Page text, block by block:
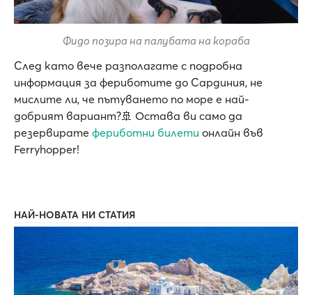
Фидо позира на палубата на кораба
След като вече разполагате с подробна
информация за фериботите до Сардиния, не
мислите ли, че пътуването по море е най-
добрият вариант?🚢 Остава ви само да
резервирате фериботни билети онлайн във
Ferryhopper!
НАЙ-НОВАТА НИ СТАТИЯ